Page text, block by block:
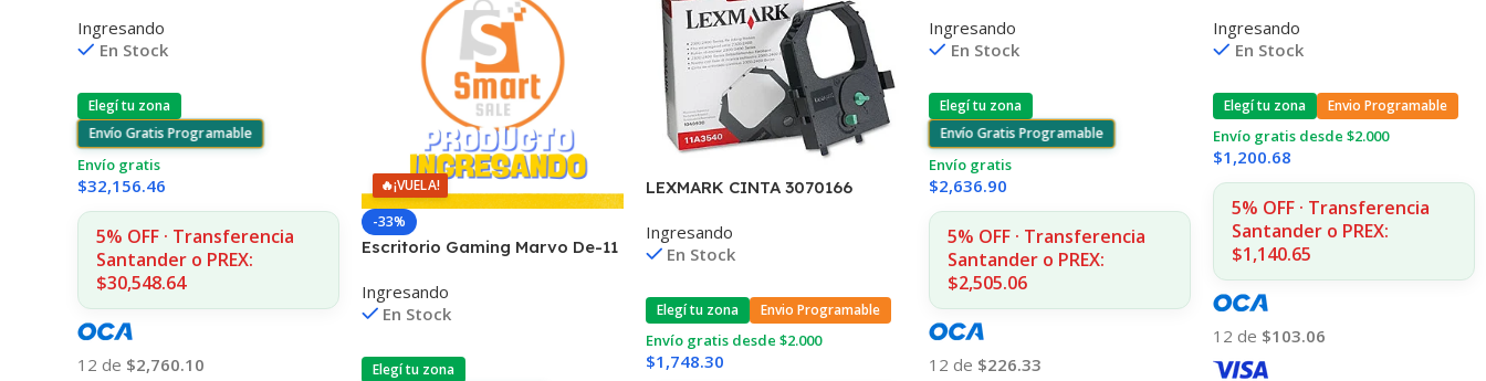
COPIAS (D)
Ingresando
En Stock
Elegí tu zona
Envío Gratis Programable
Envío gratis
$32,156.46
5% OFF · Transferencia
Santander o PREX:
$30,548.64
12 de $2,760.10
🔥¡VUELA!
-33%
Escritorio Gaming Marvo De-11
Ingresando
En Stock
Elegí tu zona
LEXMARK CINTA 3070166
CPS 11A3540
Ingresando
En Stock
Elegí tu zona Envio Programable
Envío gratis desde $2.000
$1,748.30
F4580/F4280/F4480/D110
Ingresando
En Stock
Elegí tu zona
Envío Gratis Programable
Envío gratis
$2,636.90
5% OFF · Transferencia
Santander o PREX:
$2,505.06
12 de $226.33
1000/1001/1020/1200 (B)
Ingresando
En Stock
Elegí tu zona Envio Programable
Envío gratis desde $2.000
$1,200.68
5% OFF · Transferencia
Santander o PREX:
$1,140.65
12 de $103.06